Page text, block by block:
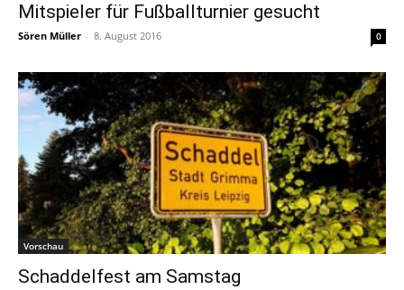
Mitspieler für Fußballturnier gesucht
Sören Müller - 8. August 2016 0
Vorschau
Schaddelfest am Samstag